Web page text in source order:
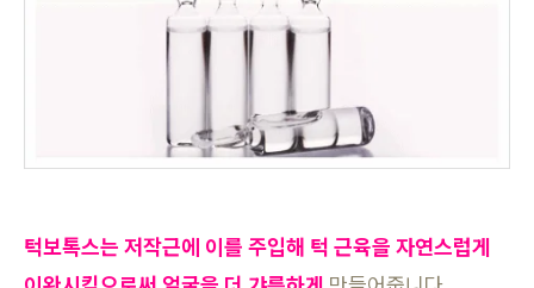
턱보톡스는 저작근에 이를 주입해 턱 근육을 자연스럽게